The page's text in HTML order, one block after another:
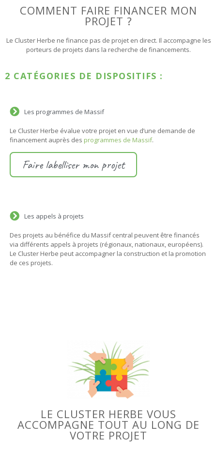
COMMENT FAIRE FINANCER MON
PROJET ?
Le Cluster Herbe ne finance pas de projet en direct. Il accompagne les
porteurs de projets dans la recherche de financements.
2 CATÉGORIES DE DISPOSITIFS :
Les programmes de Massif
Le Cluster Herbe évalue votre projet en vue d’une demande de
financement auprès des programmes de Massif.
Faire labelliser mon projet
Les appels à projets
Des projets au bénéfice du Massif central peuvent être financés
via différents appels à projets (régionaux, nationaux, européens).
Le Cluster Herbe peut accompagner la construction et la promotion
de ces projets.
LE CLUSTER HERBE VOUS
ACCOMPAGNE TOUT AU LONG DE
VOTRE PROJET